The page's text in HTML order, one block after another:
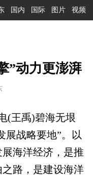
国内 国际 图片 视频
”动力更澎湃
王禹)碧海无垠
展战略要地”。以
海洋经济，是推
路，是建设海洋